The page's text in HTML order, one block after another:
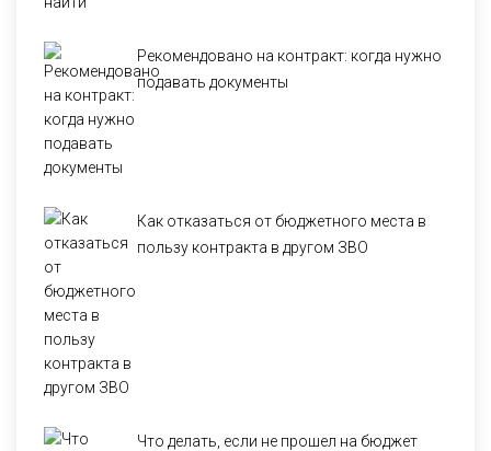
Рекомендовано на контракт: когда нужно
подавать документы
Как отказаться от бюджетного места в
пользу контракта в другом ЗВО
Что делать, если не прошел на бюджет